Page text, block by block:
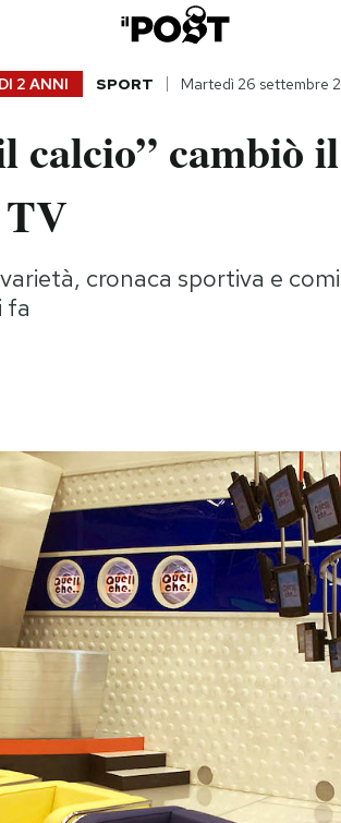
2 ANNI SPORT Martedì 26 settembre
calcio” cambiò
cronaca sportiva e
fa